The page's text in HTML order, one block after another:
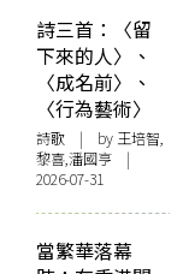
詩三首：〈留
下來的人〉、
〈成名前〉、
〈行為藝術〉
詩歌 | by 王培智,
黎喜,潘國亨 |
2026-07-31
當繁華落幕